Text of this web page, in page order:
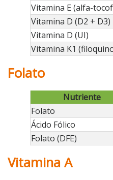
Vitamina E (alfa-
Vitamina D (D2 + D3)
Vitamina D (UI)
Vitamina K1
Folato
Nutriente
Folato
Ácido Fólico
Folato (DFE)
Vitamina A